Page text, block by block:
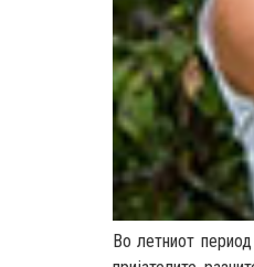
Во летниот